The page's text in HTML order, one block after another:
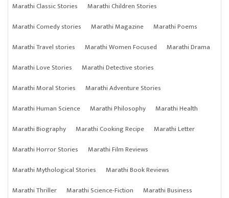
Marathi Classic Stories
Marathi Children Stories
Marathi Comedy stories
Marathi Magazine
Marathi Poems
Marathi Travel stories
Marathi Women Focused
Marathi Drama
Marathi Love Stories
Marathi Detective stories
Marathi Moral Stories
Marathi Adventure Stories
Marathi Human Science
Marathi Philosophy
Marathi Health
Marathi Biography
Marathi Cooking Recipe
Marathi Letter
Marathi Horror Stories
Marathi Film Reviews
Marathi Mythological Stories
Marathi Book Reviews
Marathi Thriller
Marathi Science-Fiction Marathi Business